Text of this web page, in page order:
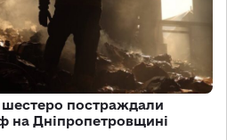
постраждали
на Дніпропетровщині